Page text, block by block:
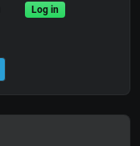
Log in